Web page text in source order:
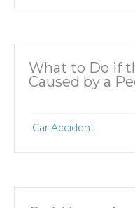
What to Do if
Caused by a
Car Accident